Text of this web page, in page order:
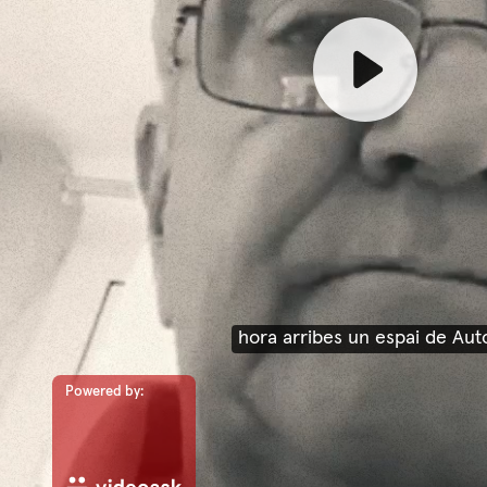
hora arribes un espai de
Powered by: